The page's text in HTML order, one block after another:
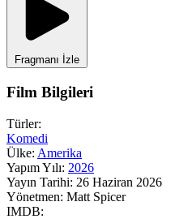
Fragmanı İzle
Film Bilgileri
Türler:
Komedi
Ülke: Amerika
Yapım Yılı: 2026
Yayın Tarihi: 26 Haziran 2026
Yönetmen: Matt Spicer
IMDB: